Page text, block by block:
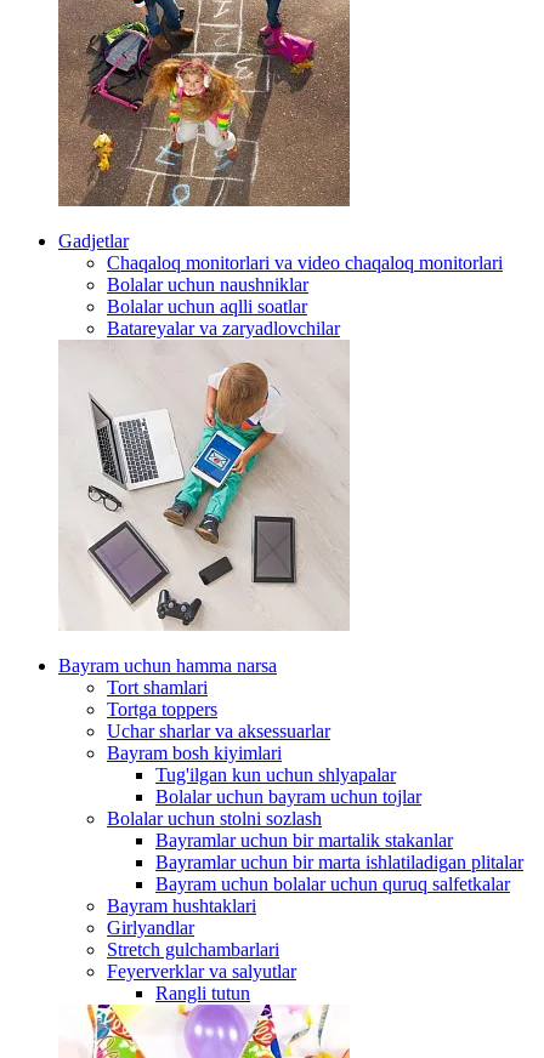
Gadjetlar
Chaqaloq monitorlari va video chaqaloq monitorlari
Bolalar uchun naushniklar
Bolalar uchun aqlli soatlar
Batareyalar va zaryadlovchilar
Bayram uchun hamma narsa
Tort shamlari
Tortga toppers
Uchar sharlar va aksessuarlar
Bayram bosh kiyimlari
Tug'ilgan kun uchun shlyapalar
Bolalar uchun bayram uchun tojlar
Bolalar uchun stolni sozlash
Bayramlar uchun bir martalik stakanlar
Bayramlar uchun bir marta ishlatiladigan plitalar
Bayram uchun bolalar uchun quruq salfetkalar
Bayram hushtaklari
Girlyandlar
Stretch gulchambarlari
Feyerverklar va salyutlar
Rangli tutun